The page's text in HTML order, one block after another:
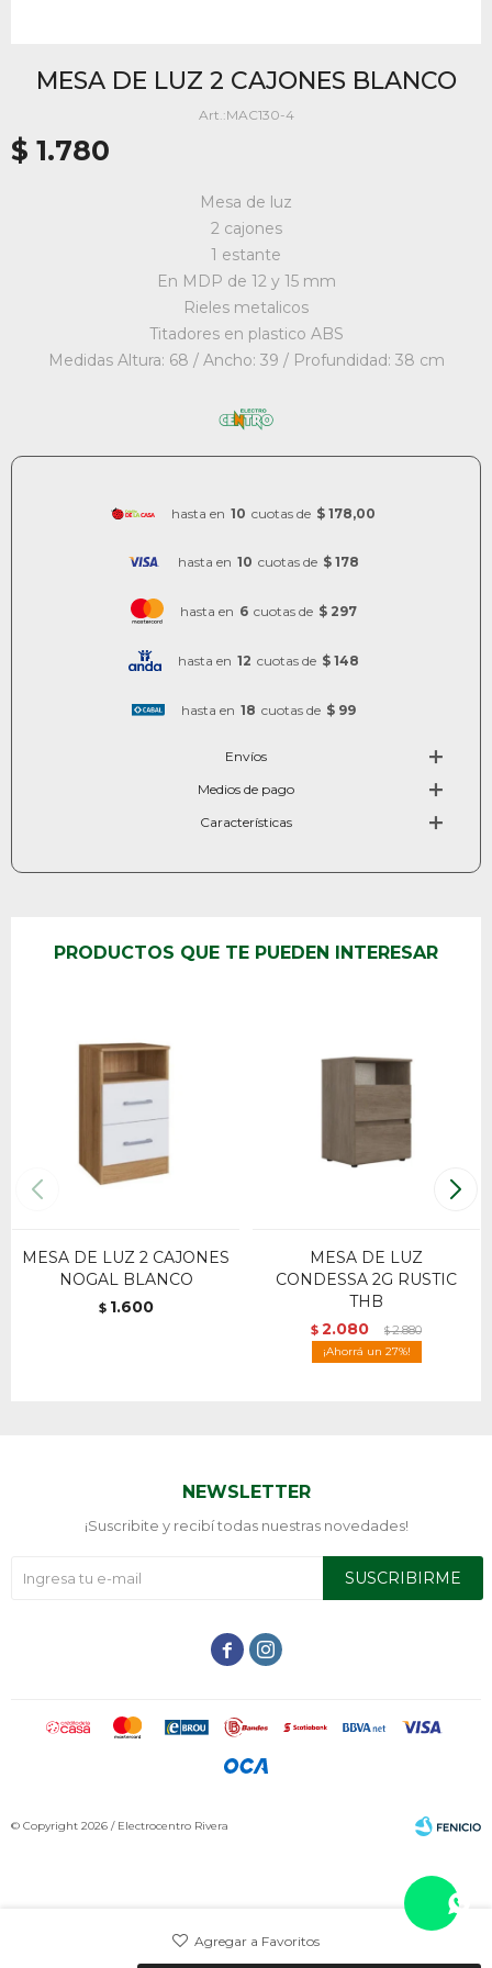
MESA DE LUZ 2 CAJONES BLANCO
MAC130-4
$ 1.780
Mesa de luz
2 cajones
1 estante
En MDP de 12 y 15 mm
Rieles metalicos
Titadores en plastico ABS
Medidas Altura: 68 / Ancho: 39 / Profundidad: 38 cm
hasta en 10 cuotas de $ 178,00
hasta en 10 cuotas de $ 178
hasta en 6 cuotas de $ 297
hasta en 12 cuotas de $ 148
hasta en 18 cuotas de $ 99
Envíos
Medios de pago
Características
PRODUCTOS QUE TE PUEDEN INTERESAR
MESA DE LUZ 2 CAJONES
NOGAL BLANCO
$ 1.600
MESA DE LUZ
CONDESSA 2G RUSTIC
THB
$ 2.080 $2.880
27
NEWSLETTER
¡Suscribite y recibí todas nuestras novedades!
SUSCRIBIRME
 
© Copyright 2026 / Electrocentro Rivera